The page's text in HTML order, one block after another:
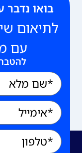
בואו נדבר
לתיאום
עם